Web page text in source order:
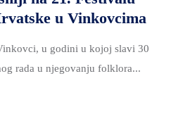
u Vinkovcima
u godini u kojoj slavi 30
rada u njegovanju folklora...